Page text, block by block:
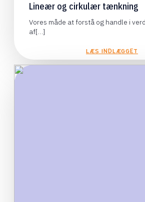
Lineær og cirkulær tænkning
Vores måde at forstå og handle i
af[…]
LÆS INDLÆGGET